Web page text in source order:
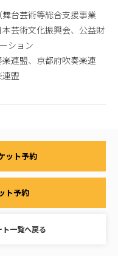
台芸術等総合支援事業
本芸術文化振興会、公益財
ション
連盟、京都府吹奏楽連
盟
ット予約
ト予約
一覧へ戻る